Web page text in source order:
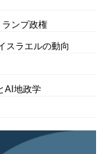
ンプ政権
スラエルの動向
AI地政学